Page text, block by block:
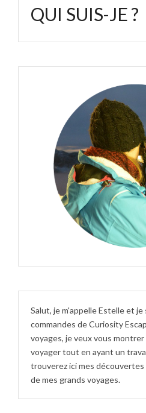
QUI SUIS-JE ?
Salut, je m'appelle Estelle et
commandes de Curiosity
voyages, je veux vous
voyager tout en ayant un
trouverez ici mes
de mes grands voyages.